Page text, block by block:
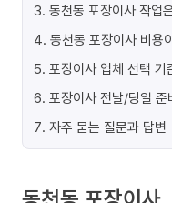
3. 동천동 포장이사 작업
4. 동천동 포장이사 비용
5. 포장이사 업체 선택 기
6. 포장이사 전날/당일 준
7. 자주 묻는 질문과 답변